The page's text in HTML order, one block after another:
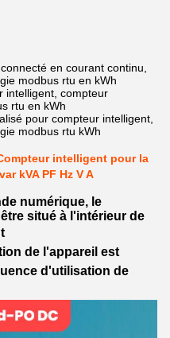
en courant continu,
modbus rtu en kWh
intelligent, compteur
rtu en kWh
pour compteur intelligent,
modbus rtu kWh
intelligent pour la
kVA PF Hz V A
numérique, le
situé à l'intérieur de
de l'appareil est
d'utilisation de